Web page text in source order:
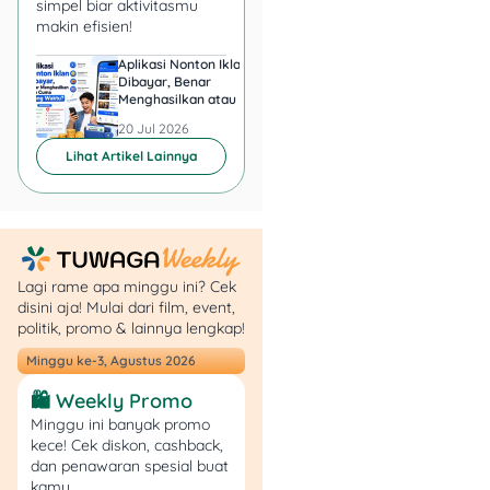
pinjaman < Rp10 juta,
khusus yang belum
punya pembiayaan
KUR.
Fleksi:cicilan bisa
komunitas/startup,
pinjaman Rp1 juta–
Rp5 juta.
Syarat utama:
Usaha berjalan
minimal 1 tahun.
Usia kendaraan
simpel biar aktivitasmu
makin efisien!
Aplikasi Nonton Iklan
Dibayar, Benar
Menghasilkan atau Cuma
20 Jul 2026
Lihat Artikel Lainnya
Lagi rame apa minggu ini? Cek
disini aja! Mulai dari film, event,
politik, promo & lainnya lengkap!
Minggu ke-3, Agustus 2026
🛍️ Weekly Promo
Minggu ini banyak promo
kece! Cek diskon, cashback,
dan penawaran spesial buat